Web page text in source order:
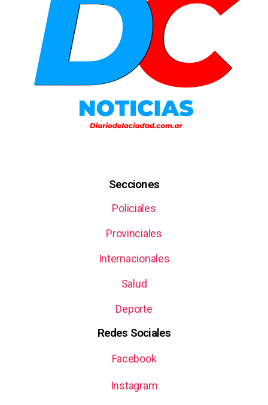
Secciones
Policiales
Provinciales
Internacionales
Salud
Deporte
Redes Sociales
Facebook
Instagram